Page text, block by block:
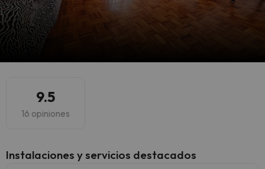
9.5
16 opiniones
Instalaciones y servicios destacados